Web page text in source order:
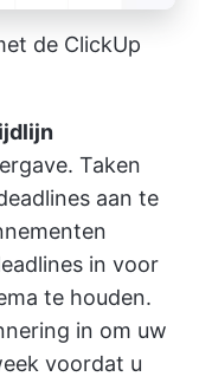
de ClickUp
. Taken
aan te
in voor
te houden.
in om uw
voordat u